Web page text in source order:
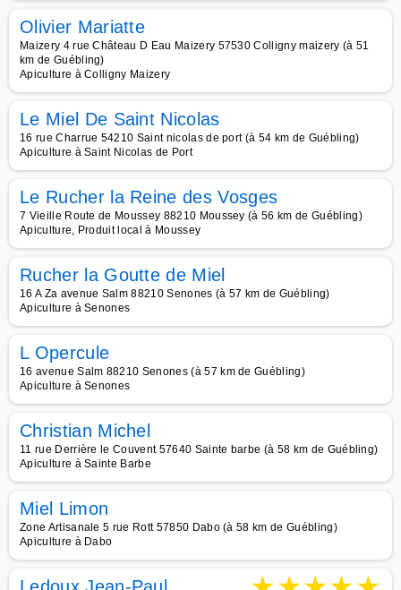
Olivier Mariatte
Maizery 4 rue Château D Eau Maizery 57530 Colligny maizery (à 51
km de Guébling)
Apiculture à Colligny Maizery
Le Miel De Saint Nicolas
16 rue Charrue 54210 Saint nicolas de port (à 54 km de Guébling)
Apiculture à Saint Nicolas de Port
Le Rucher la Reine des Vosges
7 Vieille Route de Moussey 88210 Moussey (à 56 km de Guébling)
Apiculture, Produit local à Moussey
Rucher la Goutte de Miel
16 A Za avenue Salm 88210 Senones (à 57 km de Guébling)
Apiculture à Senones
L Opercule
16 avenue Salm 88210 Senones (à 57 km de Guébling)
Apiculture à Senones
Christian Michel
11 rue Derrière le Couvent 57640 Sainte barbe (à 58 km de Guébling)
Apiculture à Sainte Barbe
Miel Limon
Zone Artisanale 5 rue Rott 57850 Dabo (à 58 km de Guébling)
Apiculture à Dabo